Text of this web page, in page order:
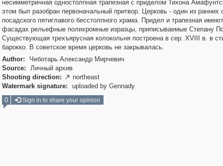
несимметричная одностолпная трапезная с приделом Тихона
этом был разобран первоначальный притвор. Церковь - один из ранних
посадского пятиглавого бесстолпного храма. Придел и трапезная
фасадах рельефные полихромные изразцы, приписываемые Степану
Существующая трехъярусная колокольня построена в сер. XVIII в. в
барокко. В советское время церковь не закрывалась.
Author:
Чеботарь Александр Мирчевич
Source:
Личный архив
Shooting direction:  northeast
Watermark signature:
uploaded by Gennady
0
Sign in to share your opinion